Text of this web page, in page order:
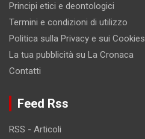
Principi etici e deontologici
Termini e condizioni di utilizzo
Politica sulla Privacy e sui Cookies
La tua pubblicità su La Cronaca
Contatti
Feed Rss
RSS - Articoli